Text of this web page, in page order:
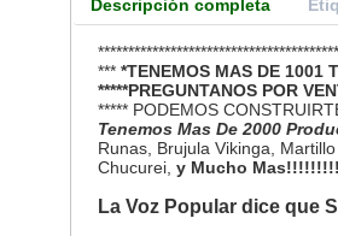
Descripción completa
*** *TENEMOS MAS DE 1001
*****PREGUNTANOS POR
***** PODEMOS
Tenemos Mas De 2000
Runas, Brujula Vikinga,
Chucurei, y Mucho
La Voz Popular dice que